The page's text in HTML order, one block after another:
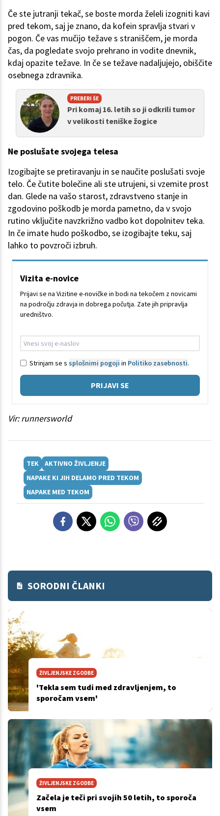
Če ste jutranji tekač, se boste morda želeli izogniti kavi
pred tekom, saj je znano, da kofein spravlja stvari v
pogon. Če vas mučijo težave s straniščem, je morda
čas, da pogledate svojo prehrano in vodite dnevnik,
kdaj opazite težave. In če se težave nadaljujejo, obiščite
osebnega zdravnika.
PREBERI ŠE
Pri komaj 16. letih so ji odkrili tumor
v velikosti teniške žogice
Ne poslušate svojega telesa
Izogibajte se pretiravanju in se naučite poslušati svoje
telo. Če čutite bolečine ali ste utrujeni, si vzemite prost
dan. Glede na vašo starost, zdravstveno stanje in
zgodovino poškodb je morda pametno, da v svojo
rutino vključite navzkrižno vadbo kot dopolnitev teka.
In če imate hudo poškodbo, se izogibajte teku, saj
lahko to povzroči izbruh.
Vizita e-novice
Prijavi se na Vizitine e-novičke in bodi na tekočem z novicami
na področju zdravja in dobrega počutja. Zate jih pripravlja
uredništvo.
Strinjam se s splošnimi pogoji in Politiko zasebnosti.
PRIJAVI SE
Vir: runnersworld
TEK
AKTIVNO ŽIVLJENJE
NAPAKE KI JIH DELAMO PRED TEKOM
NAPAKE MED TEKOM
SORODNI ČLANKI
ŽIVLJENJSKE ZGODBE
'Tekla sem tudi med zdravljenjem, to
sporočam vsem'
ŽIVLJENJSKE ZGODBE
Začela je teči pri svojih 50 letih, to sporoča
vsem